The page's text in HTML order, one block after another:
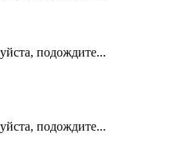
подождите...
подождите...